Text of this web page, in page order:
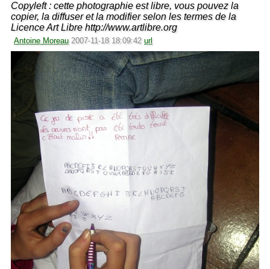
Copyleft : cette photographie est libre, vous pouvez la
copier, la diffuser et la modifier selon les termes de la
Licence Art Libre http://www.artlibre.org
Antoine Moreau 2007-11-18 18:09:42 url